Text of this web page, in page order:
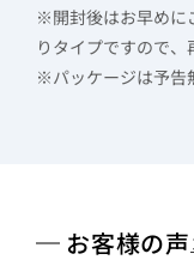
※開封後はお早めに
りタイプですので、
※パッケージは予告
お客様の声